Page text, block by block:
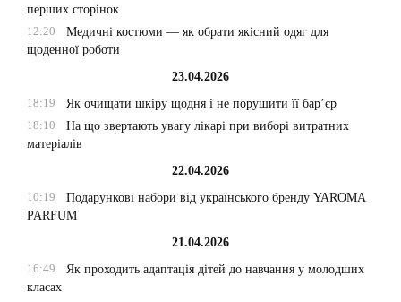
перших сторінок
12:20
Медичні костюми — як обрати якісний одяг для
щоденної роботи
23.04.2026
18:19
Як очищати шкіру щодня і не порушити її бар’єр
18:10
На що звертають увагу лікарі при виборі витратних
матеріалів
22.04.2026
10:19
Подарункові набори від українського бренду YAROMA
PARFUM
21.04.2026
16:49
Як проходить адаптація дітей до навчання у молодших
класах